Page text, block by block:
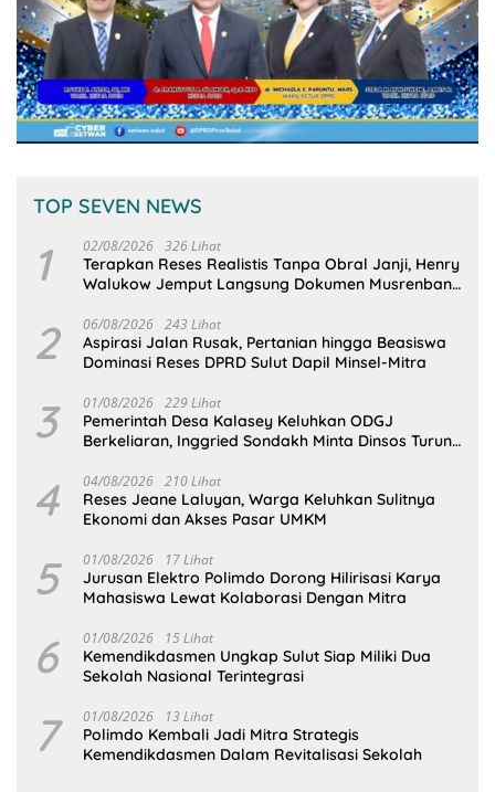
TOP SEVEN NEWS
1 02/08/2026 326 Lihat
Terapkan Reses Realistis Tanpa Obral Janji, Henry
Walukow Jemput Langsung Dokumen Musrenbang
2 06/08/2026 243 Lihat
Aspirasi Jalan Rusak, Pertanian hingga Beasiswa
Dominasi Reses DPRD Sulut Dapil Minsel-Mitra
3 01/08/2026 229 Lihat
Pemerintah Desa Kalasey Keluhkan ODGJ
Berkeliaran, Inggried Sondakh Minta Dinsos Turun
4 04/08/2026 210 Lihat
Reses Jeane Laluyan, Warga Keluhkan Sulitnya
Ekonomi dan Akses Pasar UMKM
5 01/08/2026 17 Lihat
Jurusan Elektro Polimdo Dorong Hilirisasi Karya
Mahasiswa Lewat Kolaborasi Dengan Mitra
6 01/08/2026 15 Lihat
Kemendikdasmen Ungkap Sulut Siap Miliki Dua
Sekolah Nasional Terintegrasi
7 01/08/2026 13 Lihat
Polimdo Kembali Jadi Mitra Strategis
Kemendikdasmen Dalam Revitalisasi Sekolah